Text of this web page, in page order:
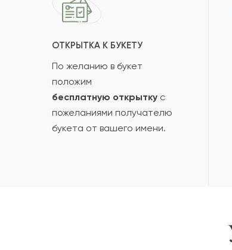
ОТКРЫТКА К БУКЕТУ
По желанию в букет
положим
бесплатную открытку с
пожеланиями получателю
букета от вашего имени.